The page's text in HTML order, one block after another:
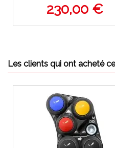
230,00 €
Les clients qui ont acheté